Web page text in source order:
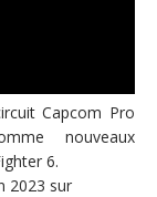
Capcom Pro
nouveaux
6.
2023 sur